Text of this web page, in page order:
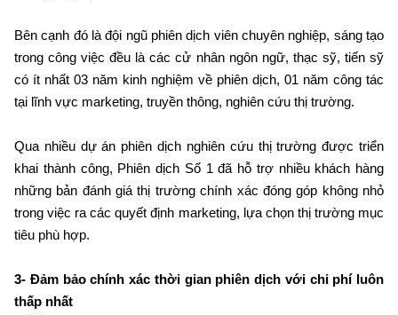
Bên cạnh đó là đội ngũ phiên dịch viên chuyên nghiệp, sáng tạo
trong công việc đều là các cử nhân ngôn ngữ, thạc sỹ, tiến sỹ
có ít nhất 03 năm kinh nghiệm về phiên dịch, 01 năm công tác
tại lĩnh vực marketing, truyền thông, nghiên cứu thị trường.
Qua nhiều dự án phiên dịch nghiên cứu thị trường được triển
khai thành công, Phiên dịch Số 1 đã hỗ trợ nhiều khách hàng
những bản đánh giá thị trường chính xác đóng góp không nhỏ
trong việc ra các quyết định marketing, lựa chọn thị trường mục
tiêu phù hợp.
3- Đảm bảo chính xác thời gian phiên dịch với chi phí luôn
thấp nhất